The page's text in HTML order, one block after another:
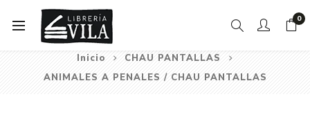
0
Inicio
CHAU PANTALLAS
ANIMALES A PENALES / CHAU PANTALLAS